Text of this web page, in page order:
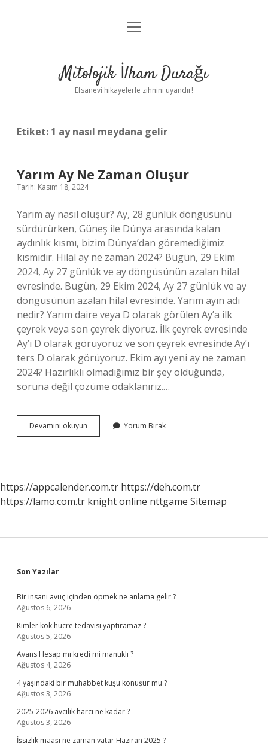
Anasayfa
Yasal Uyarı
menüyü
Mitolojik İlham Durağı
Efsanevi hikayelerle zihnini uyandır!
Etiket: 1 ay nasıl meydana gelir
Yarım Ay Ne Zaman Oluşur
Tarih: Kasım 18, 2024
Yarım ay nasıl oluşur? Ay, 28 günlük döngüsünü
sürdürürken, Güneş ile Dünya arasında kalan
aydınlık kısmı, bizim Dünya’dan göremediğimiz
kısmıdır. Hilal ay ne zaman 2024? Bugün, 29 Ekim
2024, Ay 27 günlük ve ay döngüsünün azalan hilal
evresinde. Bugün, 29 Ekim 2024, Ay 27 günlük ve ay
döngüsünün azalan hilal evresinde. Yarım ayın adı
nedir? Yarım daire veya D olarak görülen Ay’a ilk
çeyrek veya son çeyrek diyoruz. İlk çeyrek evresinde
Ay’ı D olarak görüyoruz ve son çeyrek evresinde Ay’ı
ters D olarak görüyoruz. Ekim ayı yeni ay ne zaman
2024? Hazırlıklı olmadığımız bir şey olduğunda,
soruna değil çözüme odaklanırız.…
Devamını okuyun
Ay
Yorum Bırak
https://appcalender.com.tr https://deh.com.tr
https://lamo.com.tr knight online nttgame Sitemap
Sidebar
Son Yazılar
Bir insanı avuç içinden öpmek ne anlama gelir ?
Ağustos 6, 2026
Kimler kök hücre tedavisi yaptıramaz ?
Ağustos 5, 2026
Avans Hesap mı kredi mi mantıklı ?
Ağustos 4, 2026
4 yaşındaki bir muhabbet kuşu konuşur mu ?
Ağustos 3, 2026
2025-2026 avcılık harcı ne kadar ?
Ağustos 3, 2026
İşsizlik maaşı ne zaman yatar Haziran 2025 ?